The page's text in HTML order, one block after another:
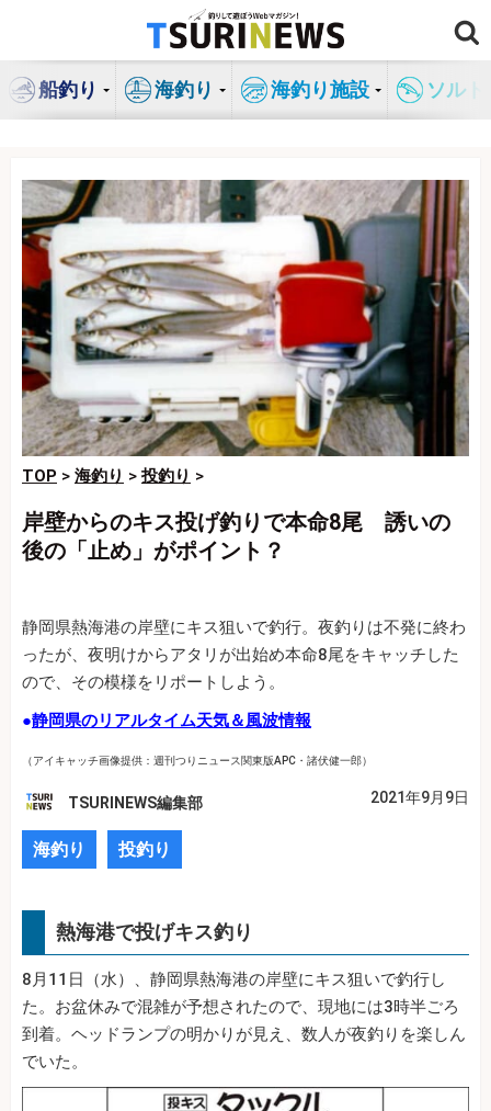
ン
船釣り 海釣り 海釣り施設 ソル
TOP > 海釣り > 投釣り >
岸壁からのキス投げ釣りで本命8尾 誘いの
後の「止め」がポイント？
静岡県熱海港の岸壁にキス狙いで釣行。夜釣りは不発に終わ
ったが、夜明けからアタリが出始め本命8尾をキャッチした
ので、その模様をリポートしよう。
●静岡県のリアルタイム天気＆風波情報
（アイキャッチ画像提供：週刊つりニュース関東版APC・諸伏健一郎）
TSURINEWS編集部 2021年9月9日
海釣り 投釣り
熱海港で投げキス釣り
8月11日（水）、静岡県熱海港の岸壁にキス狙いで釣行し
た。お盆休みで混雑が予想されたので、現地には3時半ごろ
到着。ヘッドランプの明かりが見え、数人が夜釣りを楽しん
でいた。